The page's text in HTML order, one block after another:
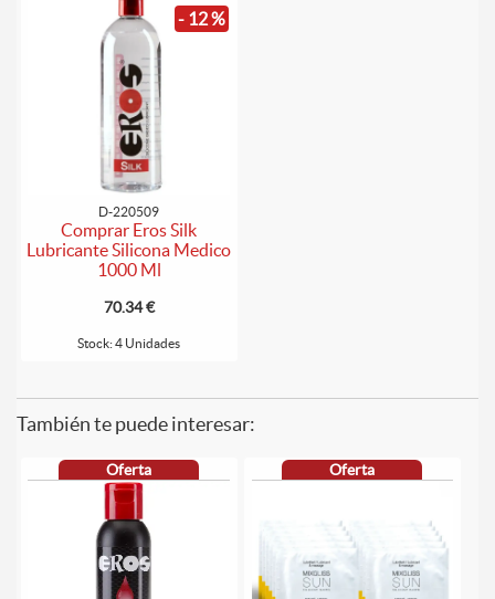
- 12 %
D-220509
Comprar Eros Silk
Lubricante Silicona Medico
1000 Ml
70.34 €
Stock: 4 Unidades
También te puede interesar:
Oferta Oferta